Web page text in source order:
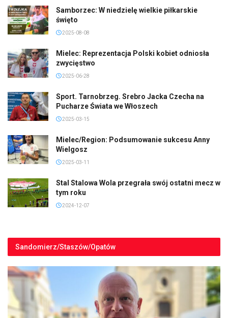
Samborzec: W niedzielę wielkie piłkarskie
święto
2025-08-08
Mielec: Reprezentacja Polski kobiet odniosła
zwycięstwo
2025-06-28
Sport. Tarnobrzeg. Srebro Jacka Czecha na
Pucharze Świata we Włoszech
2025-03-15
Mielec/Region: Podsumowanie sukcesu Anny
Wielgosz
2025-03-11
Stal Stalowa Wola przegrała swój ostatni mecz w
tym roku
2024-12-07
Sandomierz/Staszów/Opatów